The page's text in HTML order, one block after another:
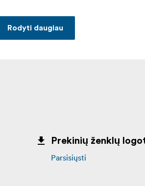
Rodyti daugiau
Prekinių ženklų
Parsisiųsti